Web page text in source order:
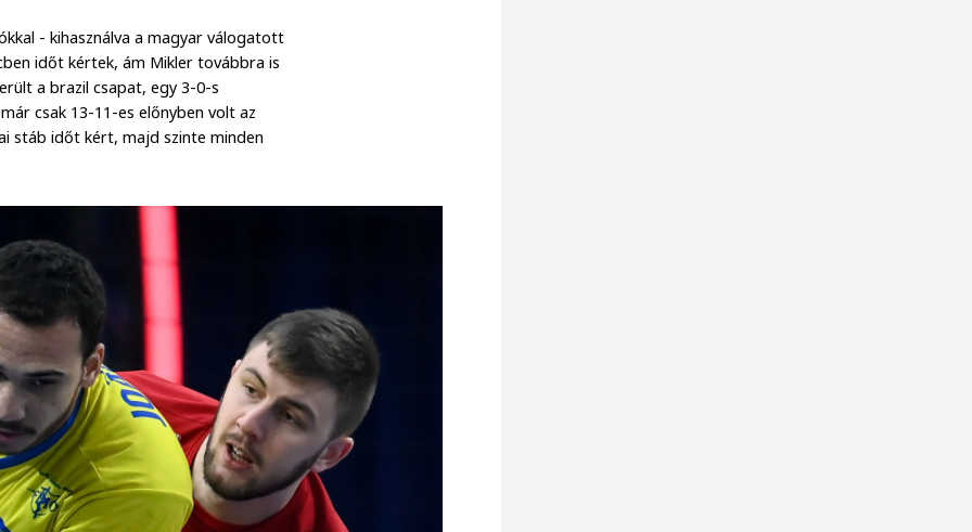
- kihasználva a magyar válogatott
időt kértek, ám Mikler továbbra is
a brazil csapat, egy 3-0-s
csak 13-11-es előnyben volt az
stáb időt kért, majd szinte minden